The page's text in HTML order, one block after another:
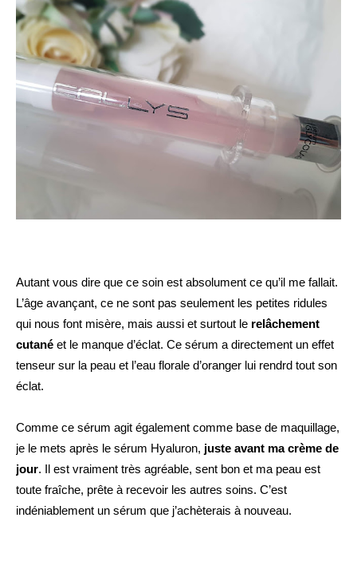
Autant vous dire que ce soin est absolument ce qu’il me fallait.
L’âge avançant, ce ne sont pas seulement les petites ridules
qui nous font misère, mais aussi et surtout le relâchement
cutané et le manque d’éclat. Ce sérum a directement un effet
tenseur sur la peau et l’eau florale d’oranger lui rendrd tout son
éclat.
Comme ce sérum agit également comme base de maquillage,
je le mets après le sérum Hyaluron, juste avant ma crème de
jour. Il est vraiment très agréable, sent bon et ma peau est
toute fraîche, prête à recevoir les autres soins. C’est
indéniablement un sérum que j’achèterais à nouveau.